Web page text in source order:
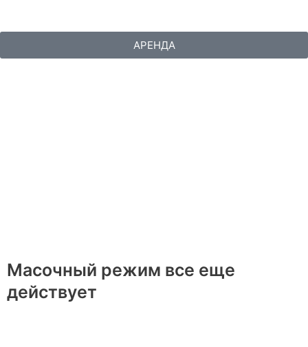
АРЕНДА
Масочный режим все еще
действует